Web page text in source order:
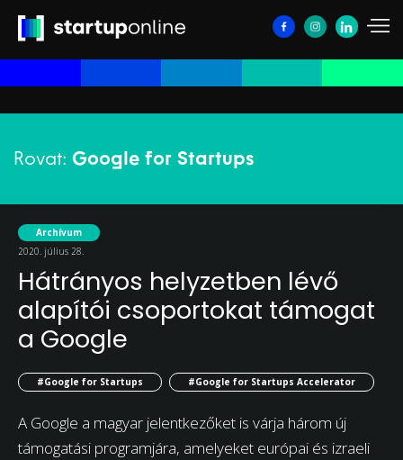
Rovat: Google for Startups
Archívum
2020. július 28.
Hátrányos helyzetben lévő
alapítói csoportokat támogat
a Google
#Google for Startups #Google for Startups Accelerator
A Google a magyar jelentkezőket is várja három új
támogatási programjára, amelyeket európai és izraeli